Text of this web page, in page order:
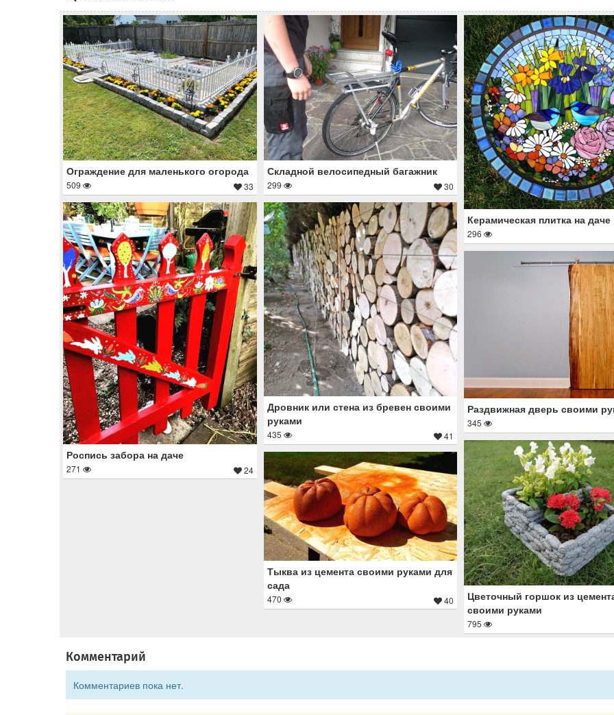
Ограждение для маленького огорода
509 33
Складной велосипедный багажник
299 30
Керамическая плитка на даче
296
Роспись забора на даче
271 24
Дровник или стена из бревен своими
руками
435 41
Раздвижная дверь своими
345
Цветочный горшок из
своими руками
795
Тыква из цемента своими руками для
сада
470 40
Комментарий
Комментариев пока нет.